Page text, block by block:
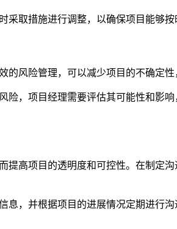
取措施进行调整，以确保项目能够按
风险管理，可以减少项目的不确定性
，项目经理需要评估其可能性和影
高项目的透明度和可控性。在制定
，并根据项目的进展情况定期进行